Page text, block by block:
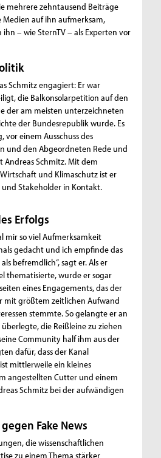
mehrere zehntausend Beiträge
Medien auf ihn aufmerksam,
– wie SternTV – als Experten vor
Schmitz engagiert: Er war
die Balkonsolarpetition auf den
der am meisten unterzeichneten
der Bundesrepublik wurde. Es
vor einem Ausschuss des
und den Abgeordneten Rede und
Andreas Schmitz. Mit dem
und Klimaschutz ist er
Stakeholder in Kontakt.
Erfolgs
mir so viel Aufmerksamkeit
gedacht und ich empfinde das
befremdlich“, sagt er. Als er
thematisierte, wurde er sogar
eines Engagements, das der
mit größtem zeitlichen Aufwand
stemmte. So gelangte er an
die Reißleine zu ziehen
Community half ihm aus der
dafür, dass der Kanal
mittlerweile ein kleines
angestellten Cutter und einem
Schmitz bei der aufwändigen
Fake News
die wissenschaftlichen
zu einem Thema stärker